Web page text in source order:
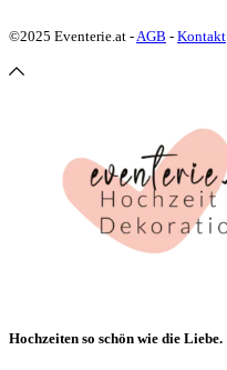
©2025 Eventerie.at - AGB - Kontakt
Hochzeiten so schön wie die Liebe.